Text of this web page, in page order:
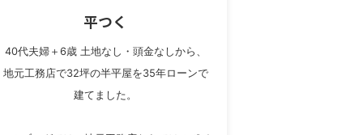
平つく
40代夫婦＋6歳 土地なし・頭金なしから、
地元工務店で32坪の半平屋を35年ローンで
建てました。